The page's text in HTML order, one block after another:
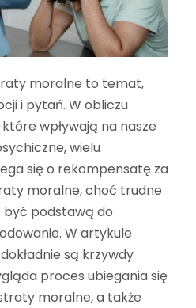
moralne to temat,
i pytań. W obliczu
wpływają na nasze
wielu
się o rekompensatę za
moralne, choć trudne
być podstawą do
W artykule
są krzywdy
proces ubiegania się
moralne, a także